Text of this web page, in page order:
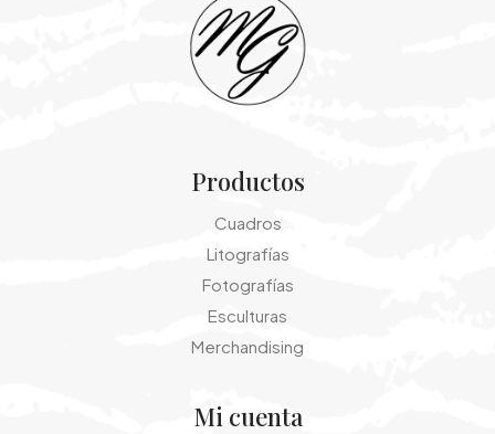
Productos
Cuadros
Litografías
Fotografías
Esculturas
Merchandising
Mi cuenta